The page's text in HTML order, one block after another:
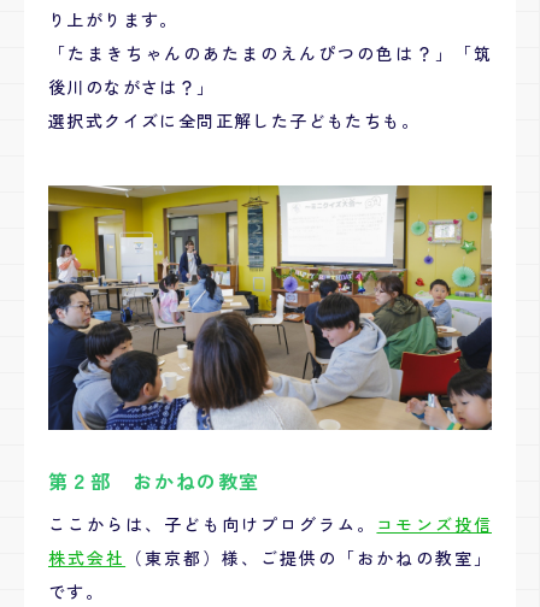
り上がります。
「たまきちゃんのあたまのえんぴつの色は？」「筑
後川のながさは？」
選択式クイズに全問正解した子どもたちも。
第２部 おかねの教室
ここからは、子ども向けプログラム。 コモンズ投信
株式会社 （東京都）様、ご提供の「おかねの教室」
です。